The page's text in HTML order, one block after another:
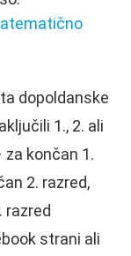
dopoldanske
1., 2. ali
za končan 1.
2. razred,
razred
strani ali